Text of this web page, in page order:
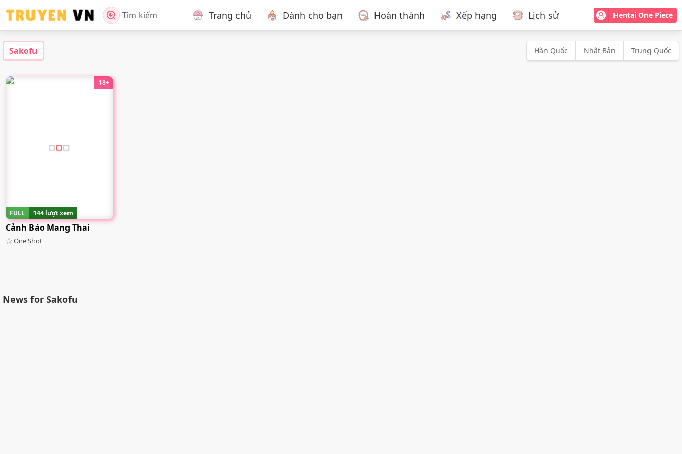
Tìm kiếm Hentai One Piece
Trang chủ Dành cho bạn Hoàn thành Xếp hạng Lịch sử
Sakofu Hàn Quốc Nhật Bản Trung Quốc
18+
FULL 144 lượt xem
Cảnh Báo Mang Thai
One Shot
News for Sakofu